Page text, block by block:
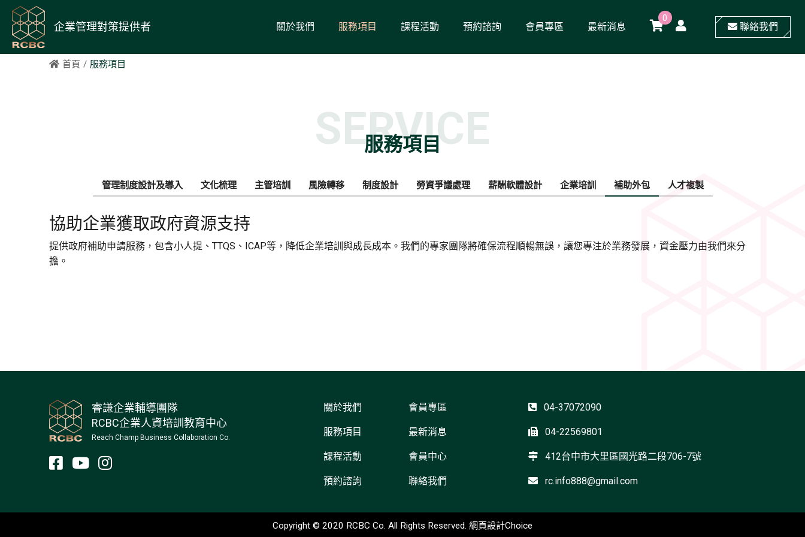
企業管理對策提供者 關於我們 服務項目 課程活動 預約諮詢 會員專區 最新消息
0
聯絡我們
首頁 服務項目
SERVICE
服務項目
管理制度設計及導入 文化梳理 主管培訓 風險轉移 制度設計 勞資爭議處理 薪酬軟體設計 企業培訓 補助外包 人才複製
協助企業獲取政府資源支持
提供政府補助申請服務，包含小人提、TTQS、ICAP等，降低企業培訓與成長成本。我們的專家團隊將確保流程順暢無誤，讓您專注於業務發展，資金壓力由我們來分
擔。
睿謙企業輔導團隊
RCBC企業人資培訓教育中心
Reach Champ Business Collaboration Co.
關於我們
服務項目
課程活動
預約諮詢
會員專區
最新消息
會員中心
聯絡我們
04-37072090
04-22569801
412台中市大里區國光路二段706-7號
rc.info888@gmail.com
Copyright © 2020 RCBC Co. All Rights Reserved. 網頁設計Choice